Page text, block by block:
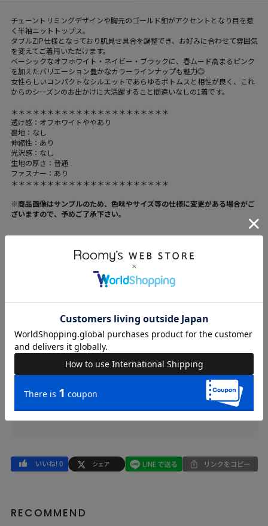
チェーントリミングデザインや胸元のゴールド釦がアクセントとなり目を惹
く半袖ニットトップス。
ダブルZIP仕様となっており肌見せ具合を調整でき、お好みに合わせて雰囲気
を変えてご着用いただけます。
ベーシックなオフホワイト・ネイビー・ブラックに、春ムード高まるピンク
を加えたバリエーション豊かなカラーラインナップも魅力◎
女性らしいコンパクトなシルエットであらゆるボトムスと相性が良く、これ
からのシーズンのお出かけに大活躍すること間違いなしの1着です。
＊＊＊＊＊＊＊＊＊＊＊＊＊＊＊＊＊＊＊＊＊＊
透け感：オフホワイトややあり
裏地：なし
伸縮性：あり
光沢感：なし
生地の厚さ：普通
ファスナー：あり
＊＊＊＊＊＊＊＊＊＊＊＊＊＊＊＊＊＊＊＊＊＊
※商品画像はサンプルのため、色味やサイズ等の仕様に変更がある場合がご
ざいますので、予めご了承下さい。
ROYAL PARTY
WOMENS > トップス > ニット/セーター
原産国
中国
送料
605 円 (税込) （送料について）
品名
チェーントリミングダブルZIPニットトップス
品番
74622533
RECOMMEND